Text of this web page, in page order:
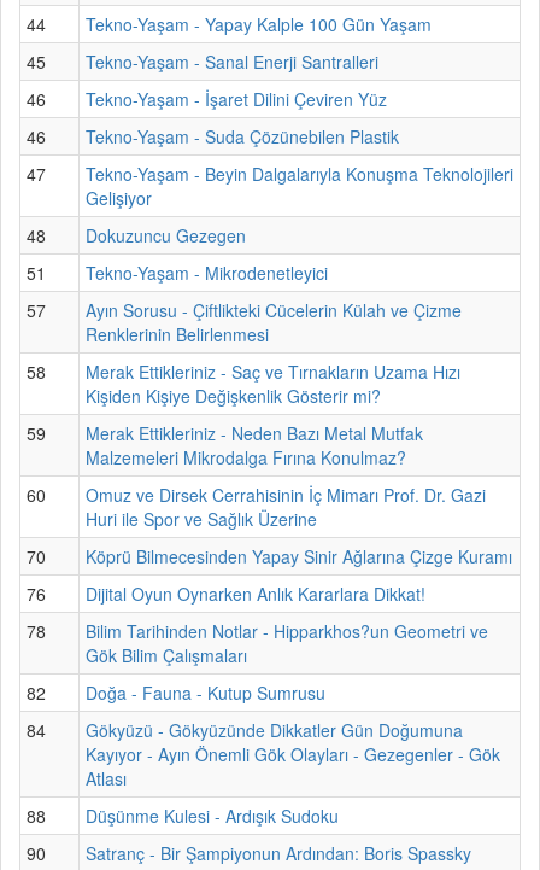
44
Tekno-Yaşam - Yapay Kalple 100 Gün Yaşam
45
Tekno-Yaşam - Sanal Enerji Santralleri
46
Tekno-Yaşam - İşaret Dilini Çeviren Yüz
46
Tekno-Yaşam - Suda Çözünebilen Plastik
47
Tekno-Yaşam - Beyin Dalgalarıyla Konuşma Teknolojileri
Gelişiyor
48
Dokuzuncu Gezegen
51
Tekno-Yaşam - Mikrodenetleyici
57
Ayın Sorusu - Çiftlikteki Cücelerin Külah ve Çizme
Renklerinin Belirlenmesi
58
Merak Ettikleriniz - Saç ve Tırnakların Uzama Hızı
Kişiden Kişiye Değişkenlik Gösterir mi?
59
Merak Ettikleriniz - Neden Bazı Metal Mutfak
Malzemeleri Mikrodalga Fırına Konulmaz?
60
Omuz ve Dirsek Cerrahisinin İç Mimarı Prof. Dr. Gazi
Huri ile Spor ve Sağlık Üzerine
70
Köprü Bilmecesinden Yapay Sinir Ağlarına Çizge Kuramı
76
Dijital Oyun Oynarken Anlık Kararlara Dikkat!
78
Bilim Tarihinden Notlar - Hipparkhos?un Geometri ve
Gök Bilim Çalışmaları
82
Doğa - Fauna - Kutup Sumrusu
84
Gökyüzü - Gökyüzünde Dikkatler Gün Doğumuna
Kayıyor - Ayın Önemli Gök Olayları - Gezegenler - Gök
Atlası
88
Düşünme Kulesi - Ardışık Sudoku
90
Satranç - Bir Şampiyonun Ardından: Boris Spassky